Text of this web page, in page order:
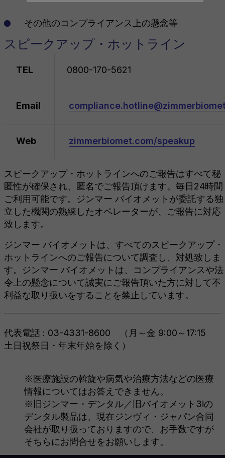
その他のコンプライアンス上の懸念等
スピークアップ・ホットライン
TEL 0800-170-5621
Email
Web zimmerbiomet.com/speakup
スピークアップ・ホットラインへのご報告はすべて秘
匿性が確保され、匿名でご報告頂けます。毎日24時間
ご利用可能です。ジンマー バイオメットが委託する独
立した機関の熟練したオペレーターが、ご報告に対応
致します。
ジンマー バイオメットは、すべてのスピークアップ・
ホットラインへのご報告について調査し、対処致しま
す。ジンマー バイオメットは、コンプライアンスや法
令上の懸念について誠実にご報告頂いた方に対して不
利益な取り扱いをすることを禁止しています。
代表電話 : 03-4331-8600 （月～金 9:00～17:15
土日祝祭日・年末年始を除く）
※医療施設の斡旋や病気や治療方法などの医療
情報についてはお答えできません。
※旧ジンマー・デンタル／旧バイオメット3iの
デンタル製品は、現在ジンヴィ・ジャパン合同
会社が取り扱っておりますので、お手数ですが
そちらにお問合せをお願いします。